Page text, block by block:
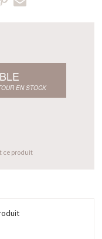
EN STOCK
ce produit